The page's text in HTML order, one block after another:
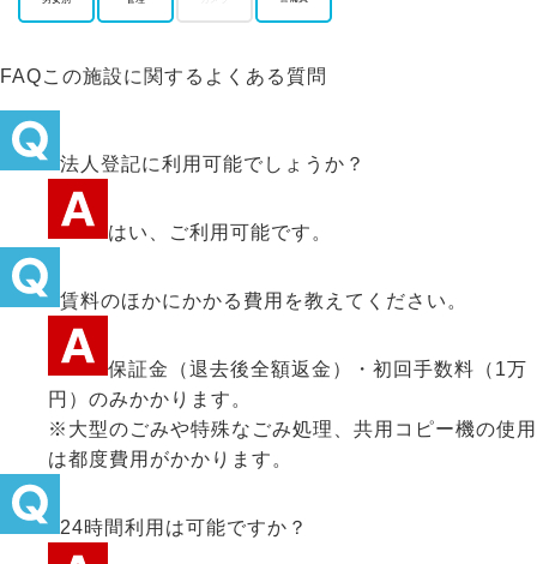
FAQこの施設に関するよくある質問
法人登記に利用可能でしょうか？
はい、ご利用可能です。
賃料のほかにかかる費用を教えてください。
保証金（退去後全額返金）・初回手数料（1万
円）のみかかります。
※大型のごみや特殊なごみ処理、共用コピー機の使用
は都度費用がかかります。
24時間利用は可能ですか？